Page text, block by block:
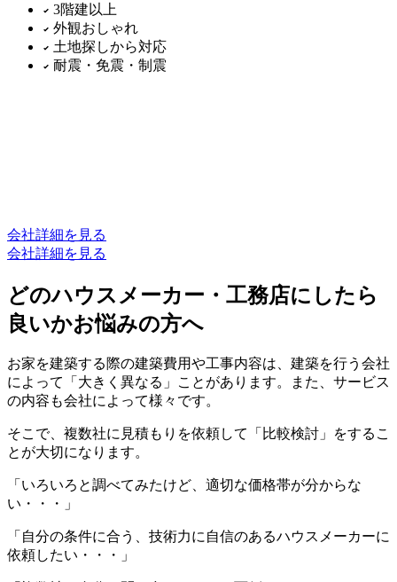
3階建以上
外観おしゃれ
土地探しから対応
耐震・免震・制震
会社詳細を見る
会社詳細を見る
どのハウスメーカー・工務店にしたら
良いかお悩みの方へ
お家を建築する際の建築費用や工事内容は、建築を行う会社
によって「大きく異なる」ことがあります。また、サービス
の内容も会社によって様々です。
そこで、複数社に見積もりを依頼して「比較検討」をするこ
とが大切になります。
「いろいろと調べてみたけど、適切な価格帯が分からな
い・・・」
「自分の条件に合う、技術力に自信のあるハウスメーカーに
依頼したい・・・」